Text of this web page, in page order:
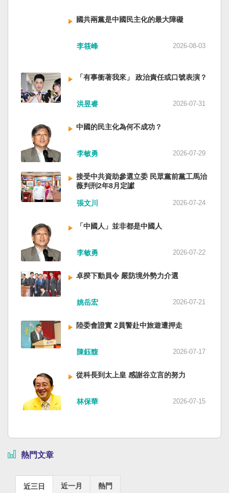
國共兩黨是中國民主化的最大障礙
李筱峰 2026-08-03
「有事衝著我來」 政治責任或口號表演？
洪昱睿 2026-07-31
中國的民主化為何不成功？
李敏勇 2026-07-29
接受中共資助參選立委 民眾黨前黨工馬治
薇判刑2年8月定讞
張文川 2026-07-24
「中國人」並非都是中國人
李敏勇 2026-07-22
卓揆下動員令 嚴防境外勢力介選
姚岳宏 2026-07-21
陸委會證實 2員警赴中旅遊遭押走
陳鈺馥 2026-07-17
從科長到太上皇 感謝谷立言的努力
林保華 2026-07-15
熱門文章
近三日 近一月 熱門